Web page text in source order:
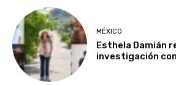
MÉXICO
Esthela Damián
investigación